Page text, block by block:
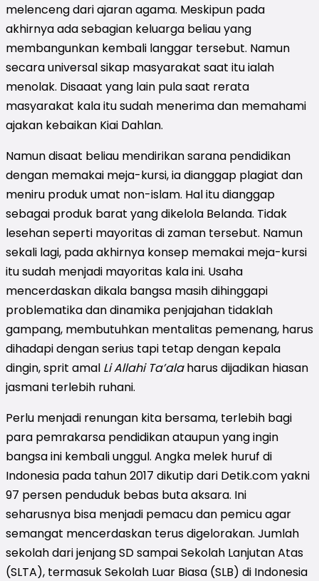
melenceng dari ajaran agama. Meskipun pada
akhirnya ada sebagian keluarga beliau yang
membangunkan kembali langgar tersebut. Namun
secara universal sikap masyarakat saat itu ialah
menolak. Disaaat yang lain pula saat rerata
masyarakat kala itu sudah menerima dan memahami
ajakan kebaikan Kiai Dahlan.
Namun disaat beliau mendirikan sarana pendidikan
dengan memakai meja-kursi, ia dianggap plagiat dan
meniru produk umat non-islam. Hal itu dianggap
sebagai produk barat yang dikelola Belanda. Tidak
lesehan seperti mayoritas di zaman tersebut. Namun
sekali lagi, pada akhirnya konsep memakai meja-kursi
itu sudah menjadi mayoritas kala ini. Usaha
mencerdaskan dikala bangsa masih dihinggapi
problematika dan dinamika penjajahan tidaklah
gampang, membutuhkan mentalitas pemenang, harus
dihadapi dengan serius tapi tetap dengan kepala
dingin, sprit amal Li Allahi Ta’alaharus dijadikan hiasan
jasmani terlebih ruhani.
Perlu menjadi renungan kita bersama, terlebih bagi
para pemrakarsa pendidikan ataupun yang ingin
bangsa ini kembali unggul. Angka melek huruf di
Indonesia pada tahun 2017 dikutip dari Detik.com yakni
97 persen penduduk bebas buta aksara. Ini
seharusnya bisa menjadi pemacu dan pemicu agar
semangat mencerdaskan terus digelorakan. Jumlah
sekolah dari jenjang SD sampai Sekolah Lanjutan Atas
(SLTA), termasuk Sekolah Luar Biasa (SLB) di Indonesia